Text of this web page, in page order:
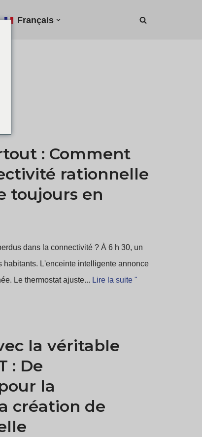
Français
: Comment
rationnelle
toujours en
dans la connectivité ? À 6 h 30, un
habitants. L'enceinte intelligente annonce
Le thermostat ajuste... Lire la suite "
la véritable
: De
la
création de